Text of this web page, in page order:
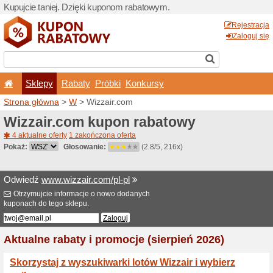
Kupujcie taniej. Dzięki
Sklepy
Strona główna>W>